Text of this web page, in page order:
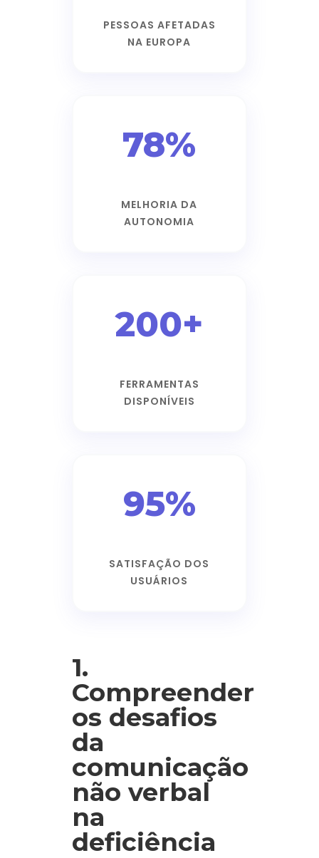
PESSOAS AFETADAS
NA EUROPA
78%
MELHORIA DA
AUTONOMIA
200+
FERRAMENTAS
DISPONÍVEIS
95%
SATISFAÇÃO DOS
USUÁRIOS
1.
Compreender
os desafios
da
comunicação
não verbal
na
deficiência